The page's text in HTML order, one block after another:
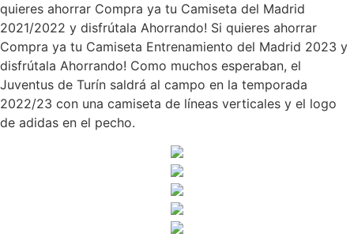
quieres ahorrar Compra ya tu Camiseta del Madrid
2021/2022 y disfrútala Ahorrando! Si quieres ahorrar
Compra ya tu Camiseta Entrenamiento del Madrid 2023 y
disfrútala Ahorrando! Como muchos esperaban, el
Juventus de Turín saldrá al campo en la temporada
2022/23 con una camiseta de líneas verticales y el logo
de adidas en el pecho.